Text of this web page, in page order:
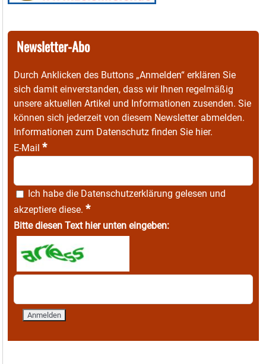
Newsletter-Abo
Durch Anklicken des Buttons „Anmelden“ erklären Sie
sich damit einverstanden, dass wir Ihnen regelmäßig
unsere aktuellen Artikel und Informationen zusenden. Sie
können sich jederzeit von diesem Newsletter abmelden.
Informationen zum Datenschutz finden Sie hier.
E-Mail *
Ich habe die Datenschutzerklärung gelesen und
akzeptiere diese. *
Bitte diesen Text hier unten eingeben: